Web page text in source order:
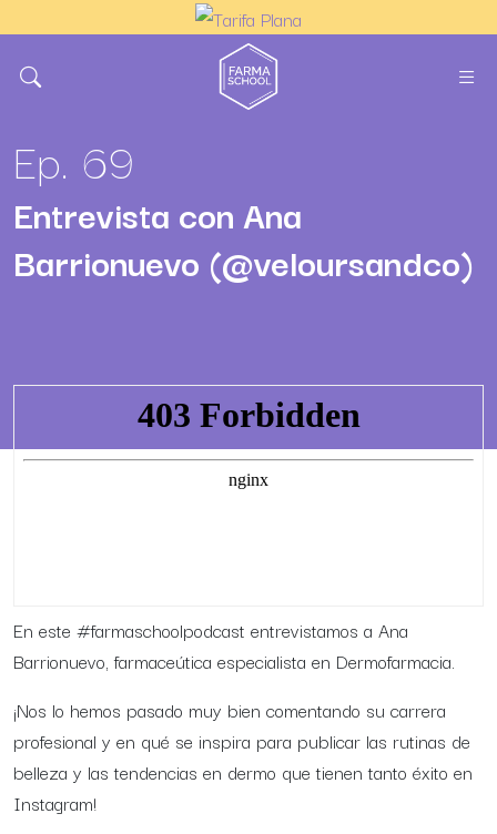
Ep. 69
Entrevista con Ana
Barrionuevo (@veloursandco)
En este #farmaschoolpodcast entrevistamos a Ana
Barrionuevo, farmaceútica especialista en Dermofarmacia.
¡Nos lo hemos pasado muy bien comentando su carrera
profesional y en qué se inspira para publicar las rutinas de
belleza y las tendencias en dermo que tienen tanto éxito en
Instagram!